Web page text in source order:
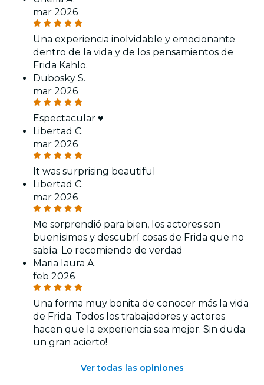
mar 2026
Una experiencia inolvidable y emocionante
dentro de la vida y de los pensamientos de
Frida Kahlo.
Dubosky S.
mar 2026
Espectacular ♥️
Libertad C.
mar 2026
It was surprising beautiful
Libertad C.
mar 2026
Me sorprendió para bien, los actores son
buenísimos y descubrí cosas de Frida que no
sabía. Lo recomiendo de verdad
Maria laura A.
feb 2026
Una forma muy bonita de conocer más la vida
de Frida. Todos los trabajadores y actores
hacen que la experiencia sea mejor. Sin duda
un gran acierto!
Ver todas las opiniones